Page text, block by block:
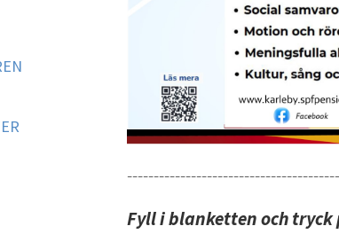
Fyll i blanketten och tryck